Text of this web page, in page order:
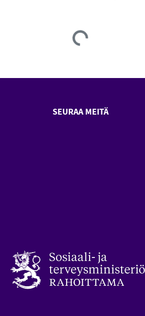
Loading...
SEURAA MEITÄ
(avautuu uuteen ikkunaan)